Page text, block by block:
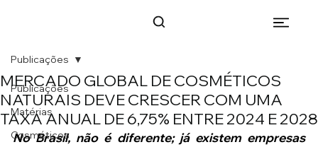
Publicações
Matérias
Cosméticos
Publicações
MERCADO GLOBAL DE COSMÉTICOS
NATURAIS DEVE CRESCER COM UMA
TAXA ANUAL DE 6,75% ENTRE 2024 E 2028
No Brasil, não é diferente; já existem empresas